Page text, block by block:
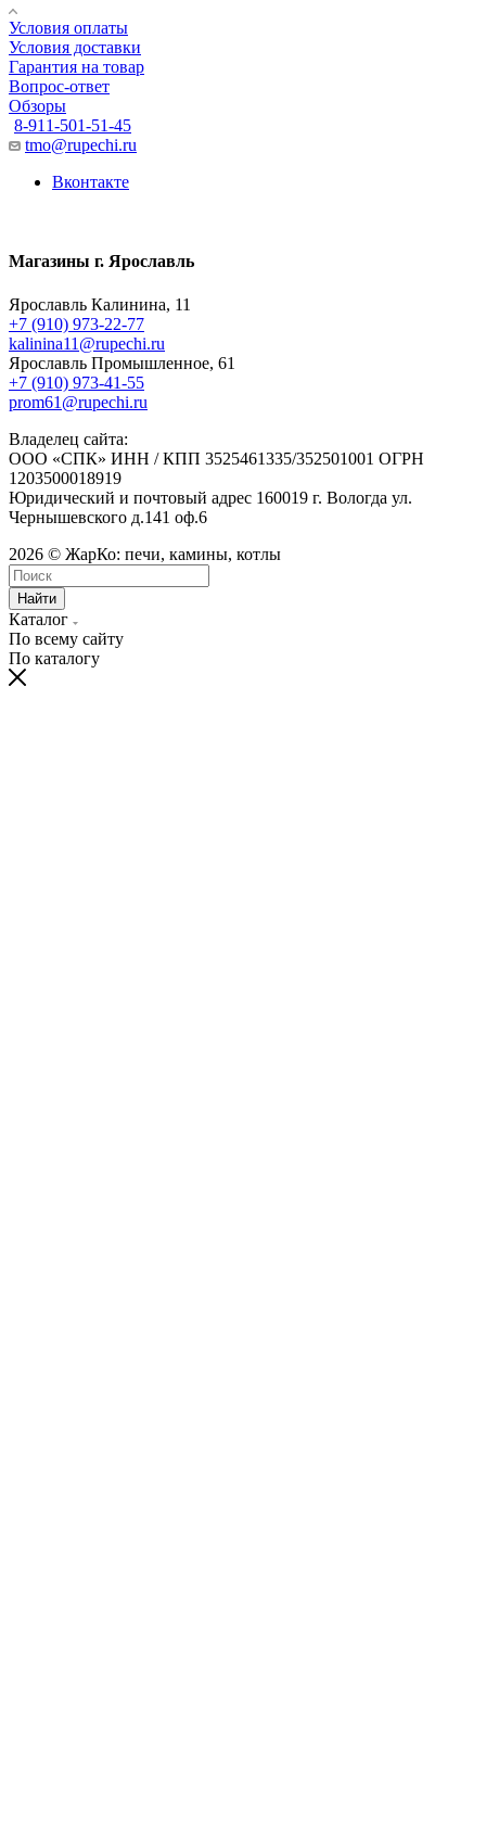
Условия оплаты
Условия доставки
Гарантия на товар
Вопрос-ответ
Обзоры
8-911-501-51-45
tmo@rupechi.ru
Вконтакте
Магазины г. Ярославль
Ярославль Калинина, 11
+7 (910) 973-22-77
kalinina11@rupechi.ru
Ярославль Промышленное, 61
+7 (910) 973-41-55
prom61@rupechi.ru
Владелец сайта:
ООО «СПК» ИНН / КПП 3525461335/352501001 ОГРН
1203500018919
Юридический и почтовый адрес 160019 г. Вологда ул.
Чернышевского д.141 оф.6
2026 © ЖарКо: печи, камины, котлы
Найти
Каталог
По всему сайту
По каталогу